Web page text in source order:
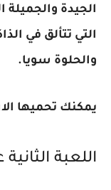
الجيدة
التي تتألق في
والحلوة سويا.
يمكنك تحميها
اللعبة